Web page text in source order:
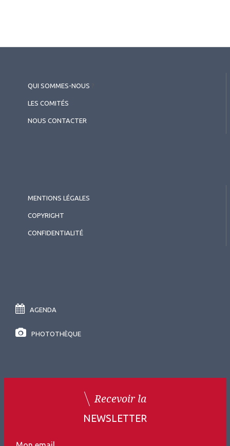
QUI SOMMES-NOUS
LES COMITÉS
NOUS CONTACTER
MENTIONS LÉGALES
COPYRIGHT
CONFIDENTIALITÉ
AGENDA
PHOTOTHÈQUE
Recevoir la
NEWSLETTER